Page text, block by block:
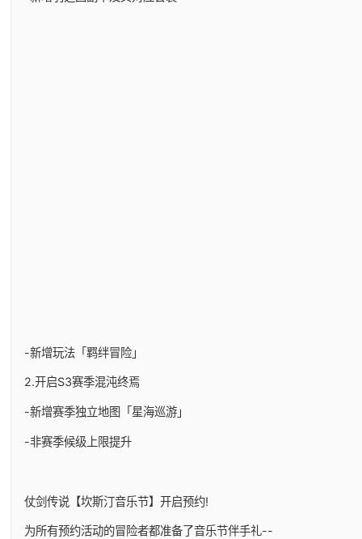
-新增玩法「羁绊冒险」
2.开启S3赛季混沌终焉
-新增赛季独立地图「星海巡游」
-非赛季候级上限提升
仗剑传说【坎斯汀音乐节】开启预约!
为所有预约活动的冒险者都准备了音乐节伴手礼--